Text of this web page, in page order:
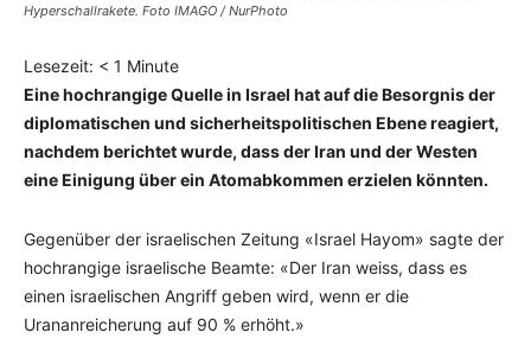
Hyperschallrakete. Foto IMAGO / NurPhoto
Lesezeit: < 1 Minute
Eine hochrangige Quelle in Israel hat auf die Besorgnis der
diplomatischen und sicherheitspolitischen Ebene reagiert,
nachdem berichtet wurde, dass der Iran und der Westen
eine Einigung über ein Atomabkommen erzielen könnten.
Gegenüber der israelischen Zeitung «Israel Hayom» sagte der
hochrangige israelische Beamte: «Der Iran weiss, dass es
einen israelischen Angriff geben wird, wenn er die
Urananreicherung auf 90 % erhöht.»